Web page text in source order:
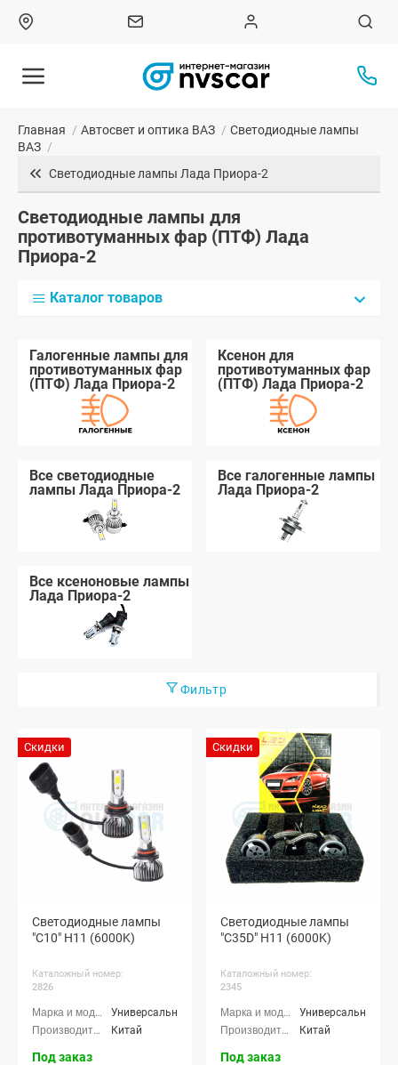
Главная / Автосвет и оптика ВАЗ / Светодиодные лампы
ВАЗ /
Светодиодные лампы Лада Приора-2
Светодиодные лампы для
противотуманных фар (ПТФ) Лада
Приора-2
Каталог товаров
Галогенные лампы для
противотуманных фар
(ПТФ) Лада Приора-2
Ксенон для
противотуманных фар
(ПТФ) Лада Приора-2
Все светодиодные
лампы Лада Приора-2
Все галогенные лампы
Лада Приора-2
Все ксеноновые лампы
Лада Приора-2
Фильтр
Скидки
Светодиодные лампы
"C10" H11 (6000K)
Каталожный номер:
2826
Универсальные
Китай
Под заказ
Скидки
Светодиодные лампы
"C35D" H11 (6000K)
Каталожный номер:
2345
Универсальные
Китай
Под заказ